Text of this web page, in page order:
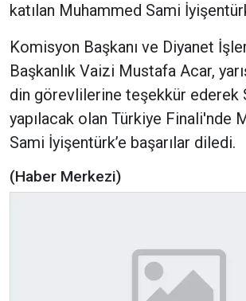
katılan Muhammed Sami
Komisyon Başkanı ve Diyanet
Başkanlık Vaizi Mustafa Acar,
din görevlilerine teşekkür ederek
yapılacak olan Türkiye Finali'nde
Sami İyişentürk’e başarılar diledi.
(Haber Merkezi)